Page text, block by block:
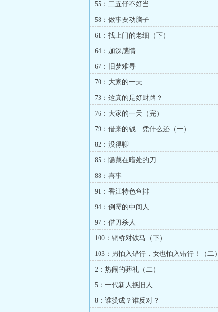
55：二五仔不好当
58：做事要动脑子
61：找上门的老细（下）
64：加深感情
67：旧梦难寻
70：大家的一天
73：这真的是好财路？
76：大家的一天（完）
79：借来的钱，凭什么还（一）
82：没得聊
85：隐藏在暗处的刀
88：喜事
91：香江特色鱼排
94：倒霉的中间人
97：借刀杀人
100：铜桥对铁马（下）
103：男怕入错行，女也怕入错行！（二）
2：热闹的葬礼（二）
5：一代新人换旧人
8：谁赞成？谁反对？